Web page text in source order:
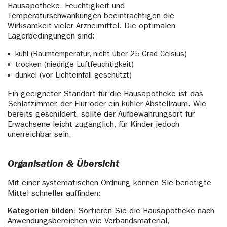
Hausapotheke. Feuchtigkeit und
Temperaturschwankungen beeinträchtigen die
Wirksamkeit vieler Arzneimittel. Die optimalen
Lagerbedingungen sind:
kühl (Raumtemperatur, nicht über 25 Grad Celsius)
trocken (niedrige Luftfeuchtigkeit)
dunkel (vor Lichteinfall geschützt)
Ein geeigneter Standort für die Hausapotheke ist das
Schlafzimmer, der Flur oder ein kühler Abstellraum. Wie
bereits geschildert, sollte der Aufbewahrungsort für
Erwachsene leicht zugänglich, für Kinder jedoch
unerreichbar sein.
Organisation & Übersicht
Mit einer systematischen Ordnung können Sie benötigte
Mittel schneller auffinden:
Kategorien bilden: Sortieren Sie die Hausapotheke nach
Anwendungsbereichen wie Verbandsmaterial,